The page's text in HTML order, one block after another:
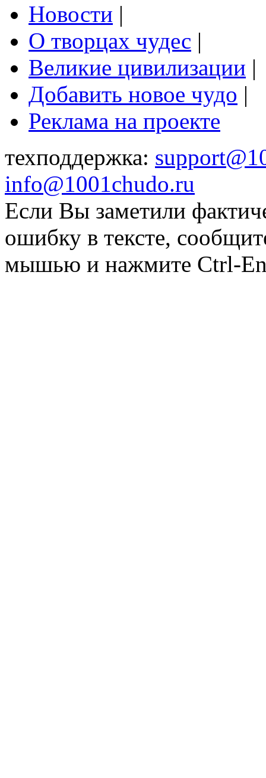
Новости |
О творцах чудес |
Великие цивилизации |
Добавить новое чудо |
Реклама на проекте
техподдержка:
info@1001chudo.ru
Если Вы заметили
ошибку в тексте,
мышью и нажмите Ctrl-